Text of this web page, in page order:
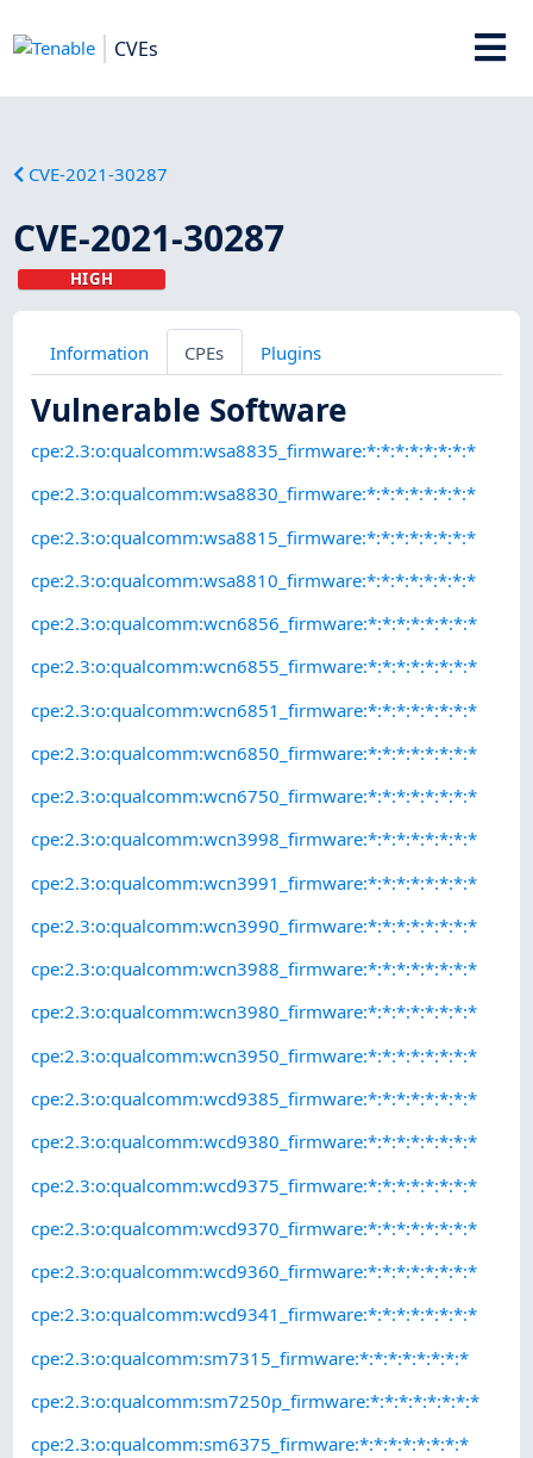
CVEs
CVE-2021-30287
CVE-2021-30287
HIGH
Information CPEs Plugins
Vulnerable Software
cpe:2.3:o:qualcomm:wsa8835_firmware:*:*:*:*:*:*:*:*
cpe:2.3:o:qualcomm:wsa8830_firmware:*:*:*:*:*:*:*:*
cpe:2.3:o:qualcomm:wsa8815_firmware:*:*:*:*:*:*:*:*
cpe:2.3:o:qualcomm:wsa8810_firmware:*:*:*:*:*:*:*:*
cpe:2.3:o:qualcomm:wcn6856_firmware:*:*:*:*:*:*:*:*
cpe:2.3:o:qualcomm:wcn6855_firmware:*:*:*:*:*:*:*:*
cpe:2.3:o:qualcomm:wcn6851_firmware:*:*:*:*:*:*:*:*
cpe:2.3:o:qualcomm:wcn6850_firmware:*:*:*:*:*:*:*:*
cpe:2.3:o:qualcomm:wcn6750_firmware:*:*:*:*:*:*:*:*
cpe:2.3:o:qualcomm:wcn3998_firmware:*:*:*:*:*:*:*:*
cpe:2.3:o:qualcomm:wcn3991_firmware:*:*:*:*:*:*:*:*
cpe:2.3:o:qualcomm:wcn3990_firmware:*:*:*:*:*:*:*:*
cpe:2.3:o:qualcomm:wcn3988_firmware:*:*:*:*:*:*:*:*
cpe:2.3:o:qualcomm:wcn3980_firmware:*:*:*:*:*:*:*:*
cpe:2.3:o:qualcomm:wcn3950_firmware:*:*:*:*:*:*:*:*
cpe:2.3:o:qualcomm:wcd9385_firmware:*:*:*:*:*:*:*:*
cpe:2.3:o:qualcomm:wcd9380_firmware:*:*:*:*:*:*:*:*
cpe:2.3:o:qualcomm:wcd9375_firmware:*:*:*:*:*:*:*:*
cpe:2.3:o:qualcomm:wcd9370_firmware:*:*:*:*:*:*:*:*
cpe:2.3:o:qualcomm:wcd9360_firmware:*:*:*:*:*:*:*:*
cpe:2.3:o:qualcomm:wcd9341_firmware:*:*:*:*:*:*:*:*
cpe:2.3:o:qualcomm:sm7315_firmware:*:*:*:*:*:*:*:*
cpe:2.3:o:qualcomm:sm7250p_firmware:*:*:*:*:*:*:*:*
cpe:2.3:o:qualcomm:sm6375_firmware:*:*:*:*:*:*:*:*